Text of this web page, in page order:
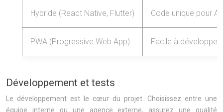
Hybride (React Native, Flutter) Code unique pour
PWA (Progressive Web App) Facile à
Développement et tests
Le développement est le cœur du projet. Choisissez entre une
équipe interne ou une agence externe, assurez une qualité